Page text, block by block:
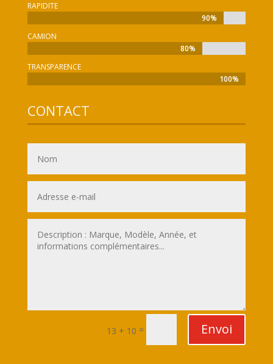
RAPIDITE
90%
90%
CAMION
80%
80%
TRANSPARENCE
100%
100%
CONTACT
13 + 10 = Envoi